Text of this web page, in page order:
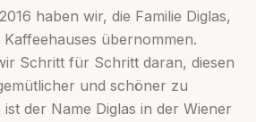
haben wir, die Familie Diglas,
Kaffeehauses übernommen.
Schritt für Schritt daran, diesen
und schöner zu
ist der Name Diglas in der Wiener